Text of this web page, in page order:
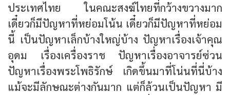
ประเทศไทย ในคณะสงฆ์ไทยที่กว้างขวางมาก
เดี๋ยวก็มีปัญหาที่หย่อมโน้น เดี๋ยวก็มีปัญหาที่หย่อม
นี้ เป็นปัญหาเล็กบ้างใหญ่บ้าง ปัญหาเรื่องเจ้าคุณ
อุดม เรื่องเครื่องราช ปัญหาเรื่องอาจารย์ซ่วน
ปัญหาเรื่องพระโพธิรักษ์ เกิดขึ้นมาที่โน่นที่นี่บ้าง
แม้จะมีลักษณะต่างกันมาก แต่ก็ล้วนเป็นปัญหา มี